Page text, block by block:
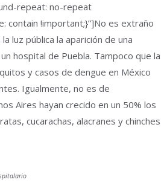
repeat: no-repeat
contain !important;}”]No es extraño
luz pública la aparición de una
hospital de Puebla. Tampoco que la
y casos de dengue en México
Igualmente, no es de
Aires hayan crecido en un 50% los
cucarachas, alacranes y chinches